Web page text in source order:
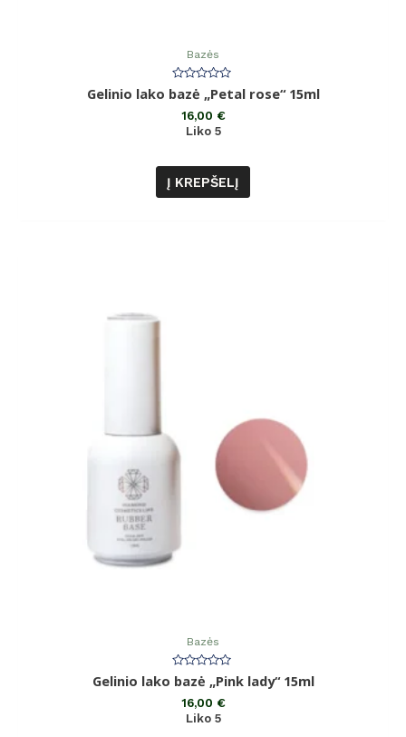
Bazės
Įvertinimas:
0
Gelinio lako bazė „Petal rose“ 15ml
16,00 €
Liko 5
Į KREPŠELĮ
Bazės
Įvertinimas:
0
Gelinio lako bazė „Pink lady“ 15ml
16,00 €
Liko 5